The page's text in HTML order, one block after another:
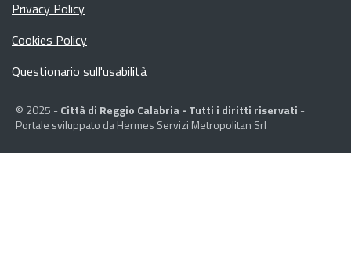
Privacy Policy
Cookies Policy
Questionario sull'usabilità
© 2025 -Città di Reggio Calabria - Tutti i diritti riservati -
Portale sviluppato da Hermes Servizi Metropolitan Srl